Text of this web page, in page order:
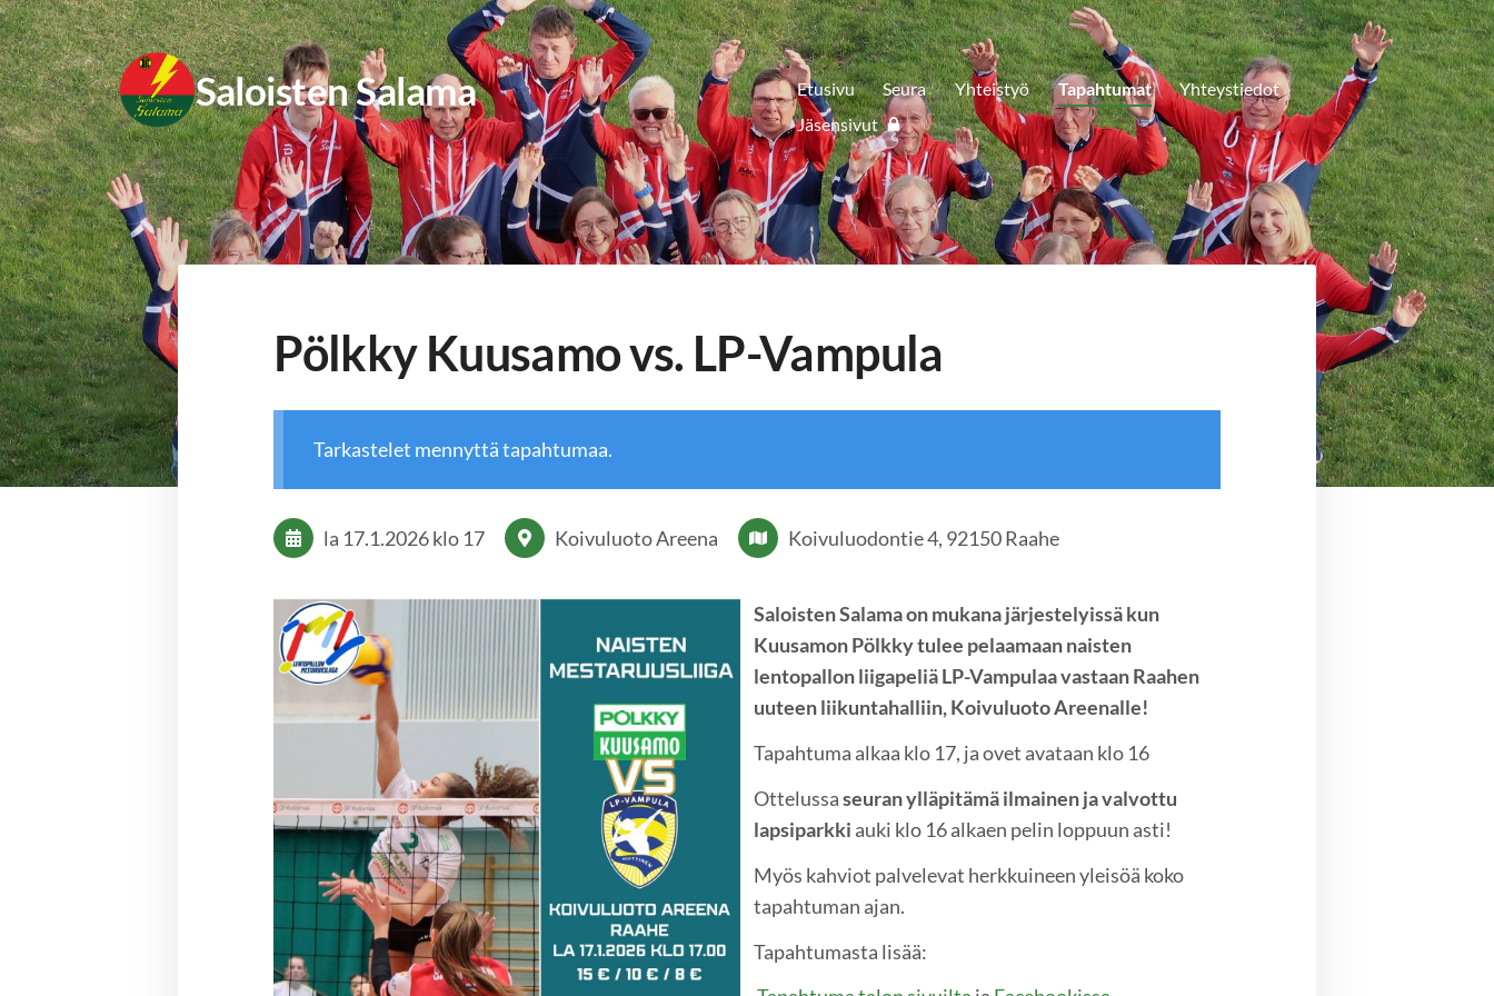
Siirry
sivun
sisältöön
Saloisten Salama Etusivu Seura Yhteistyö Tapahtumat
Yhteystiedot
Jäsensivut
Pölkky Kuusamo vs. LP-Vampula
Tarkastelet mennyttä tapahtumaa.
la 17.1.2026klo 17 Koivuluoto Areena Koivuluodontie 4, 92150 Raahe
Saloisten Salama on mukana järjestelyissä kun
Kuusamon Pölkky tulee pelaamaan naisten
lentopallon liigapeliä LP-Vampulaa vastaan Raahen
uuteen liikuntahalliin, Koivuluoto Areenalle!
Tapahtuma alkaa klo 17, ja ovet avataan klo 16
Ottelussaseuran ylläpitämä ilmainen ja valvottu
lapsiparkki auki klo 16 alkaen pelin loppuun asti!
Myös kahviot palvelevat herkkuineen yleisöä koko
tapahtuman ajan.
Tapahtumasta lisää: